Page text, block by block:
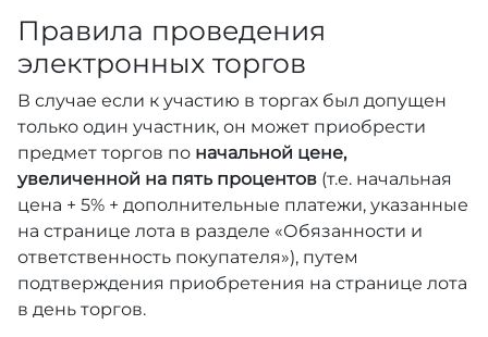
Правила проведения
электронных торгов
В случае если к участию в торгах был допущен
только один участник, он может приобрести
предмет торгов по начальной цене,
увеличенной на пять процентов (т.е. начальная
цена + 5% + дополнительные платежи, указанные
на странице лота в разделе «Обязанности и
ответственность покупателя»), путем
подтверждения приобретения на странице лота
в день торгов.